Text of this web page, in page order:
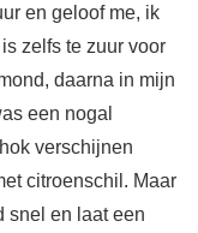
en geloof me, ik
zelfs te zuur voor
daarna in mijn
een nogal
verschijnen
citroenschil. Maar
snel en laat een